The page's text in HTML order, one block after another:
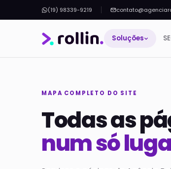
(19) 98339-9219
Soluções
MAPA COMPLETO DO SITE
Todas as
num só